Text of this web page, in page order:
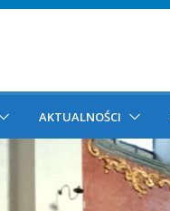
AKTUALNOŚCI